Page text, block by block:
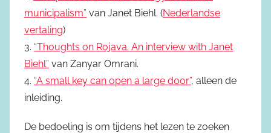
municipalism” van Janet Biehl. (Nederlandse
vertaling)
3. “Thoughts on Rojava. An interview with Janet
Biehl” van Zanyar Omrani.
4. “A small key can open a large door”, alleen de
inleiding.
De bedoeling is om tijdens het lezen te zoeken